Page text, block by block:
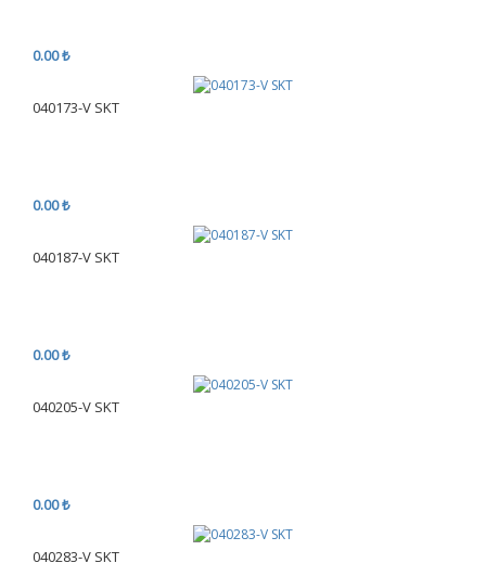
0.00 ₺
040173-V SKT
0.00 ₺
040187-V SKT
0.00 ₺
040205-V SKT
0.00 ₺
040283-V SKT